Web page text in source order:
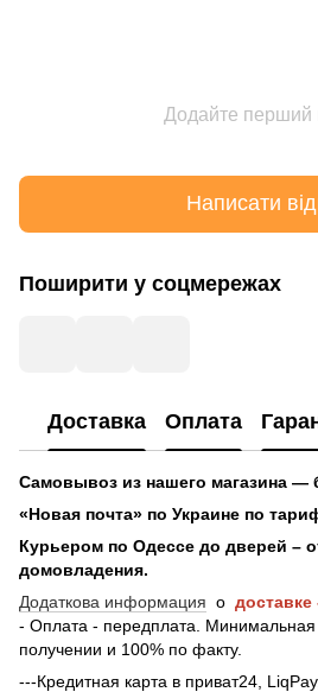
Додайте перший
Написати
Поширити у соцмережах
Доставка Оплата
Самовывоз из нашего магазина —
«Новая почта» по Украине по
Курьером по Одессе до дверей –
домовладения.
Додаткова информация о доставке
- Оплата - передплата. Минимальная
получении и 100% по факту.
---Кредитная карта в приват24,